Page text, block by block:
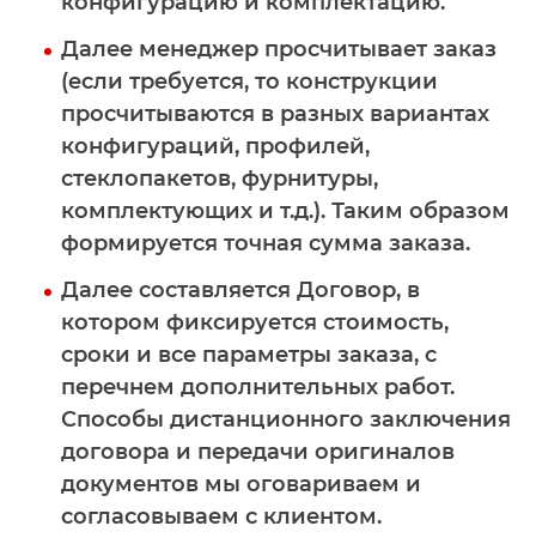
Далее менеджер просчитывает заказ
(если требуется, то конструкции
просчитываются в разных вариантах
конфигураций, профилей,
стеклопакетов, фурнитуры,
комплектующих и т.д.). Таким образом
формируется точная сумма заказа.
Далее составляется Договор, в
котором фиксируется стоимость,
сроки и все параметры заказа, с
перечнем дополнительных работ.
Способы дистанционного заключения
договора и передачи оригиналов
документов мы оговариваем и
согласовываем с клиентом.